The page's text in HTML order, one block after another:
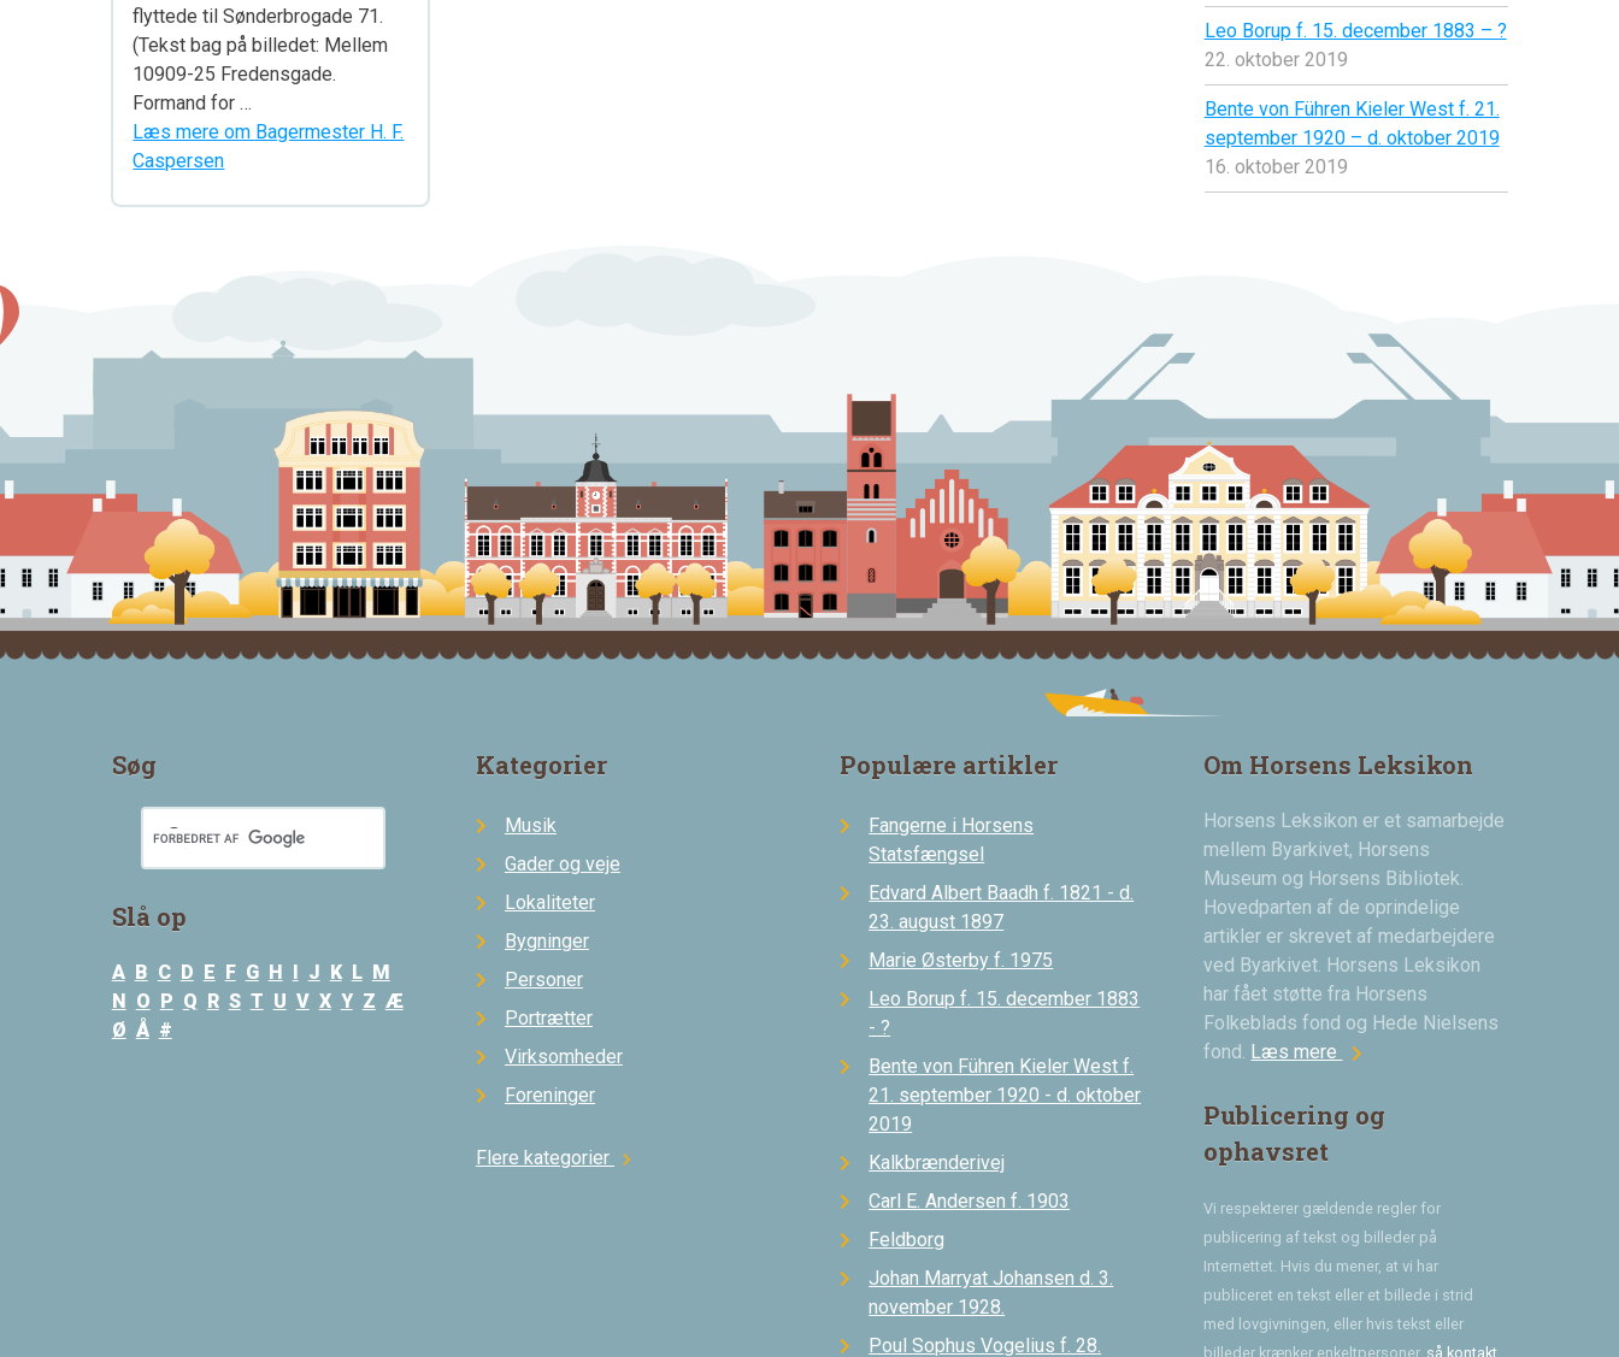
flyttede til Sønderbrogade 71.
(Tekst bag på billedet: Mellem
10909-25 Fredensgade.
Formand for …
Læs mere om Bagermester H. F.
Caspersen
Leo Borup f. 15. december 1883 – ?
22. oktober 2019
Bente von Führen Kieler West f. 21.
september 1920 – d. oktober 2019
16. oktober 2019
Søg
Slå op
A B C D E F G H I J K L M
N O P Q R S T U V X Y Z Æ
Ø Å #
Kategorier
Musik
Gader og veje
Lokaliteter
Bygninger
Personer
Portrætter
Virksomheder
Foreninger
Flere kategorier chevron_right
Populære artikler
Fangerne i Horsens
Statsfængsel
Edvard Albert Baadh f. 1821 - d.
23. august 1897
Marie Østerby f. 1975
Leo Borup f. 15. december 1883
- ?
Bente von Führen Kieler West f.
21. september 1920 - d. oktober
2019
Kalkbrænderivej
Carl E. Andersen f. 1903
Feldborg
Johan Marryat Johansen d. 3.
november 1928.
Poul Sophus Vogelius f. 28.
Om Horsens Leksikon
Horsens Leksikon er et samarbejde
mellem Byarkivet, Horsens
Museum og Horsens Bibliotek.
Hovedparten af de oprindelige
artikler er skrevet af medarbejdere
ved Byarkivet. Horsens Leksikon
har fået støtte fra Horsens
Folkeblads fond og Hede Nielsens
fond. Læs mere chevron_right
Publicering og
ophavsret
Vi respekterer gældende regler for
publicering af tekst og billeder på
Internettet. Hvis du mener, at vi har
publiceret en tekst eller et billede i strid
med lovgivningen, eller hvis tekst eller
billeder krænker enkeltpersoner, så kontakt